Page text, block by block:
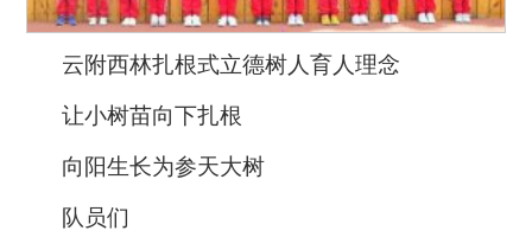
云附西林扎根式立德树人育人理念
让小树苗向下扎根
向阳生长为参天大树
队员们